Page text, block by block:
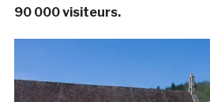
90 000 visiteurs.